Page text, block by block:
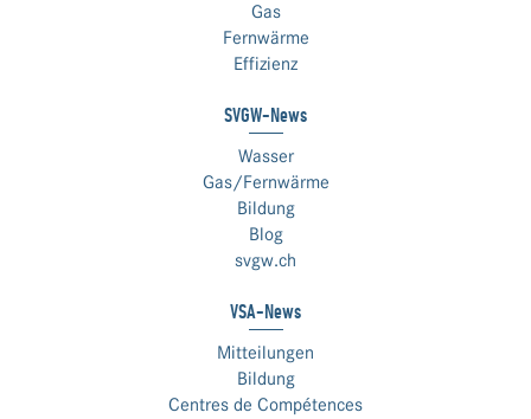
Gas
Fernwärme
Effizienz
SVGW-News
Wasser
Gas/Fernwärme
Bildung
Blog
svgw.ch
VSA-News
Mitteilungen
Bildung
Centres de Compétences